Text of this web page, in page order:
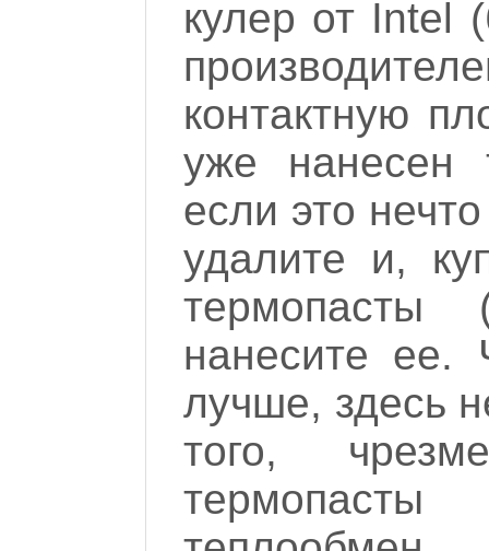
кулер от Intel
контактную
уже нанесен
если это
удалите и,
нанесите
лучше, здесь
того,